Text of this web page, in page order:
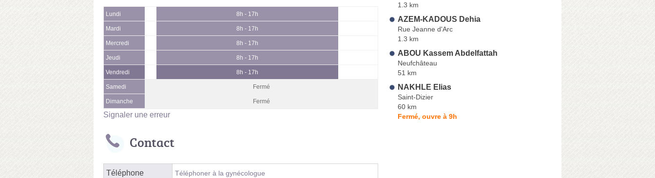
Lundi 8h - 17h
Mardi 8h - 17h
Mercredi 8h - 17h
Jeudi 8h - 17h
Vendredi 8h - 17h
Samedi Fermé
Dimanche Fermé
Signaler une erreur
Contact
Téléphone Téléphoner à la gynécologue
1.3 km
AZEM-KADOUS Dehia
Rue Jeanne d'Arc
1.3 km
ABOU Kassem Abdelfattah
Neufchâteau
51 km
NAKHLE Elias
Saint-Dizier
60 km
Fermé, ouvre à 9h